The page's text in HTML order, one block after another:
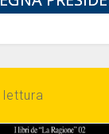
lettura